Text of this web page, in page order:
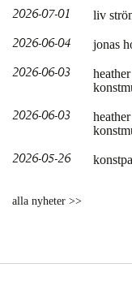
2026-07-01 liv
2026-06-04 jonas
2026-06-03
2026-06-03
2026-05-26
alla nyheter >>